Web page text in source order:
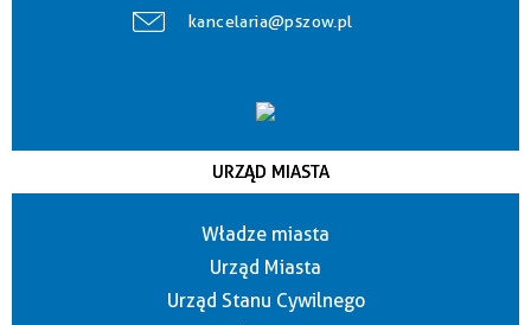
kancelaria@pszow.pl
URZĄD MIASTA
Władze miasta
Urząd Miasta
Urząd Stanu Cywilnego